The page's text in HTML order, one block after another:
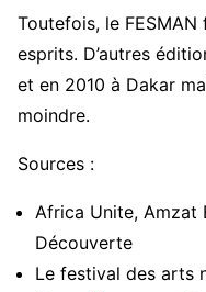
Toutefois, le
esprits. D’autres
et en 2010 à Dakar
moindre.
Sources :
Africa Unite, Amzat
Découverte
Le festival des arts